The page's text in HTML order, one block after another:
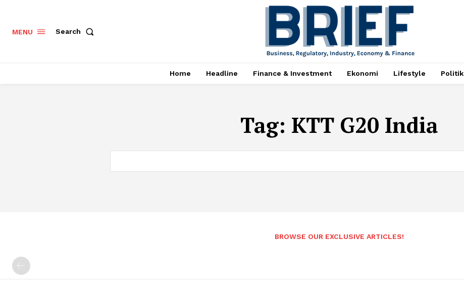
MENU Search
Home Headline Finance & Investment Ekonomi Lifestyle Politik
Tag: KTT G20 India
BROWSE OUR EXCLUSIVE ARTICLES!